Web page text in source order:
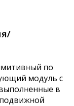
по
модуль с
в
подвижной